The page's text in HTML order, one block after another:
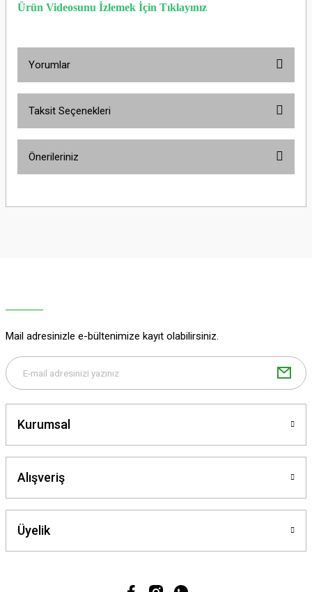
Ürün Videosunu İzlemek İçin Tıklayınız
Yorumlar
Taksit Seçenekleri
Önerileriniz
Bu ürüne benzer farklı alternatifler olmalı.
Mail adresinizle e-bültenimize kayıt olabilirsiniz.
Kurumsal
Alışveriş
Üyelik